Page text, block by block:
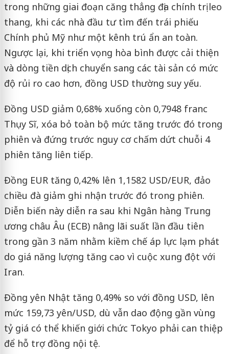
trong những giai đoạn căng thẳng địa chính trị leo
thang, khi các nhà đầu tư tìm đến trái phiếu
Chính phủ Mỹ như một kênh trú ẩn an toàn.
Ngược lại, khi triển vọng hòa bình được cải thiện
và dòng tiền dịch chuyển sang các tài sản có mức
độ rủi ro cao hơn, đồng USD thường suy yếu.
Đồng USD giảm 0,68% xuống còn 0,7948 franc
Thụy Sĩ, xóa bỏ toàn bộ mức tăng trước đó trong
phiên và đứng trước nguy cơ chấm dứt chuỗi 4
phiên tăng liên tiếp.
Đồng EUR tăng 0,42% lên 1,1582 USD/EUR, đảo
chiều đà giảm ghi nhận trước đó trong phiên.
Diễn biến này diễn ra sau khi Ngân hàng Trung
ương châu Âu (ECB) nâng lãi suất lần đầu tiên
trong gần 3 năm nhằm kiềm chế áp lực lạm phát
do giá năng lượng tăng cao vì cuộc xung đột với
Iran.
Đồng yên Nhật tăng 0,49% so với đồng USD, lên
mức 159,73 yên/USD, dù vẫn dao động gần vùng
tỷ giá có thể khiến giới chức Tokyo phải can thiệp
để hỗ trợ đồng nội tệ.